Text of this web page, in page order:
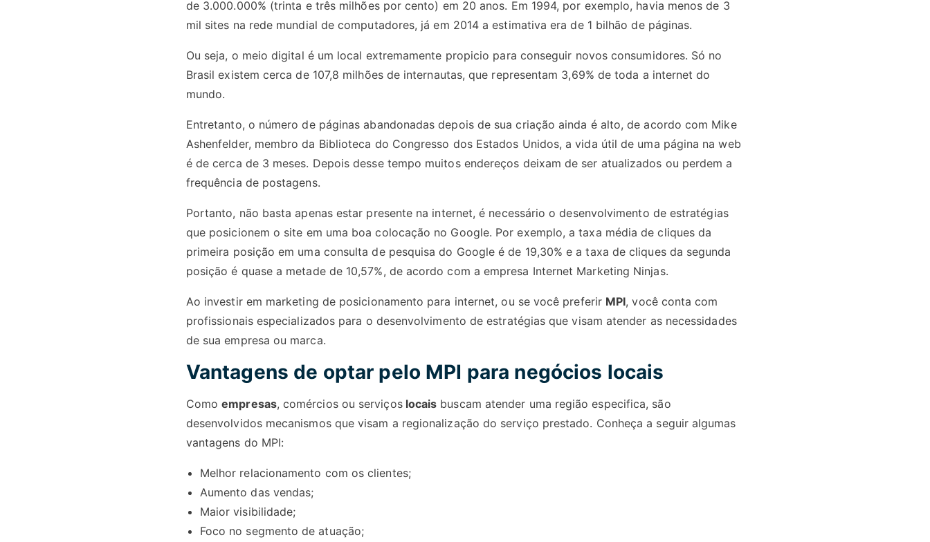
de 3.000.000% (trinta e três milhões por cento) em 20 anos. Em 1994, por exemplo, havia menos de 3
mil sites na rede mundial de computadores, já em 2014 a estimativa era de 1 bilhão de páginas.
Ou seja, o meio digital é um local extremamente propicio para conseguir novos consumidores. Só no
Brasil existem cerca de 107,8 milhões de internautas, que representam 3,69% de toda a internet do
mundo.
Entretanto, o número de páginas abandonadas depois de sua criação ainda é alto, de acordo com Mike
Ashenfelder, membro da Biblioteca do Congresso dos Estados Unidos, a vida útil de uma página na web
é de cerca de 3 meses. Depois desse tempo muitos endereços deixam de ser atualizados ou perdem a
frequência de postagens.
Portanto, não basta apenas estar presente na internet, é necessário o desenvolvimento de estratégias
que posicionem o site em uma boa colocação no Google. Por exemplo, a taxa média de cliques da
primeira posição em uma consulta de pesquisa do Google é de 19,30% e a taxa de cliques da segunda
posição é quase a metade de 10,57%, de acordo com a empresa Internet Marketing Ninjas.
Ao investir em marketing de posicionamento para internet, ou se você preferir MPI, você conta com
profissionais especializados para o desenvolvimento de estratégias que visam atender as necessidades
de sua empresa ou marca.
Vantagens de optar pelo MPI para negócios locais
Comoempresas, comércios ou serviçoslocais buscam atender uma região especifica, são
desenvolvidos mecanismos que visam a regionalização do serviço prestado. Conheça a seguir algumas
vantagens do MPI:
Melhor relacionamento com os clientes;
Aumento das vendas;
Maior visibilidade;
Foco no segmento de atuação;